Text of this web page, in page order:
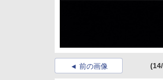
前の画像